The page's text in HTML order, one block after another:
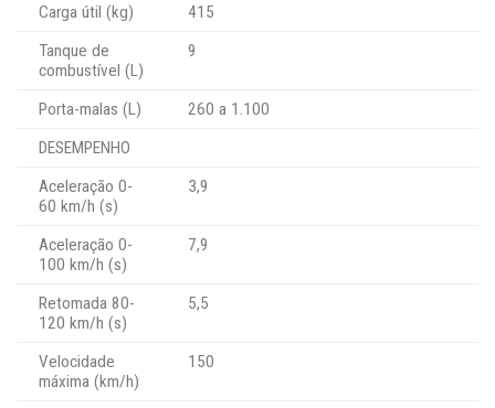
Carga útil (kg)
415
Tanque de
combustível (L)
9
Porta-malas (L)
260 a 1.100
DESEMPENHO
Aceleração 0-
60 km/h (s)
3,9
Aceleração 0-
100 km/h (s)
7,9
Retomada 80-
120 km/h (s)
5,5
Velocidade
máxima (km/h)
150